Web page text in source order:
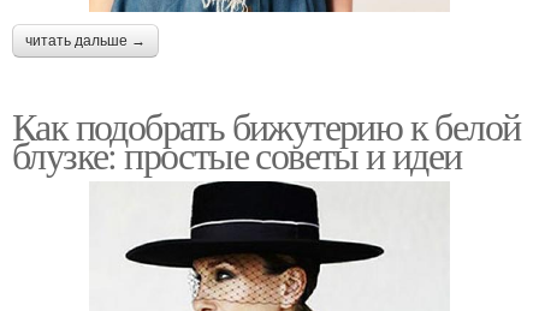
читать дальше →
Как подобрать бижутерию к белой
блузке: простые советы и идеи